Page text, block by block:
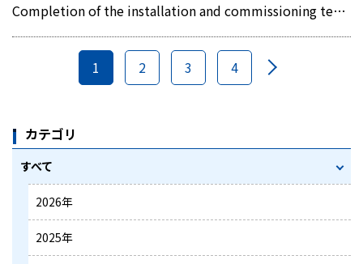
Completion of the installation and commissioning test of two units of MIURA's HK-600 ballast water management system on a Japanese owned bulk carrier(551KB)
1 2 3 4
カテゴリ
すべて
2026年
2025年